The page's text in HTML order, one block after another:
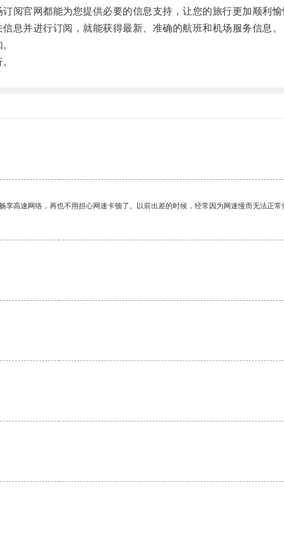
官网都能为您提供必要的信息支持，让您的旅行更加顺利愉
并进行订阅，就能获得最新、准确的航班和机场服务信息。
高速网络，再也不用担心网速卡顿了。以前出差的时候，经常因为网速慢而无法正常